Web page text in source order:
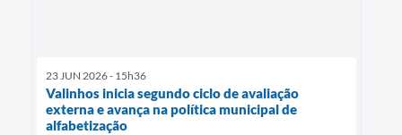
23 JUN 2026 - 15h36
Valinhos inicia segundo ciclo de avaliação
externa e avança na política municipal de
alfabetização